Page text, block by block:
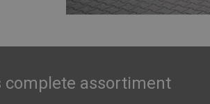
complete assortiment